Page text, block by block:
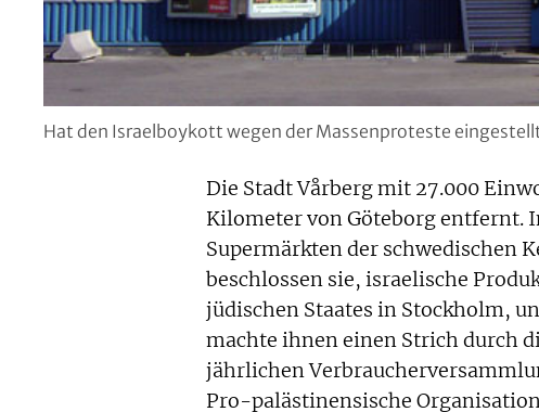
Hat den Israelboykott wegen der Massenproteste
Die Stadt Vårberg mit 27.000
Kilometer von Göteborg entfernt.
Supermärkten der schwedischen
beschlossen sie, israelische
jüdischen Staates in Stockholm,
machte ihnen einen Strich durch
jährlichen
Pro-palästinensische